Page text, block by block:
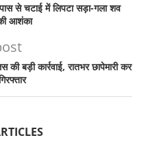
से चटाई में लिपटा सड़ा-गला शव
आशंका
बड़ी कार्रवाई, रातभर छापेमारी कर